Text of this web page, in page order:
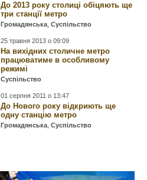
До 2013 року столиці обіцяють ще
три станції метро
Громадянська ,Суспільство
25 травня 2013 о 09:09
На вихідних столичне метро
працюватиме в особливому
режимі
Суспільство
01 серпня 2011 о 13:47
До Нового року відкриють ще
одну станцію метро
Громадянська ,Суспільство